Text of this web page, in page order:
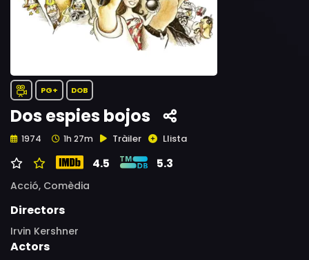
PG+ DOB
Dos espies bojos
1974 1h 27m Tràiler Llista
4.5 5.3
Acció, Comèdia
Directors
Irvin Kershner
Actors